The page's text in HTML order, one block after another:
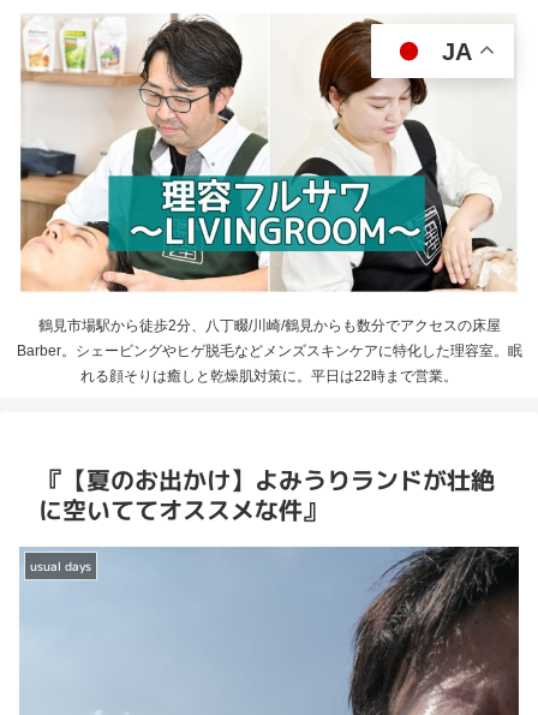
鶴見市場駅から徒歩2分、八丁畷/川崎/鶴見からも数分でアクセスの床屋
Barber。シェービングやヒゲ脱毛などメンズスキンケアに特化した理容室。眠
れる顔そりは癒しと乾燥肌対策に。平日は22時まで営業。
『【夏のお出かけ】よみうりランドが壮絶
に空いててオススメな件』
usual days
JA